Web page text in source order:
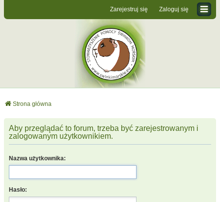
Zaloguj się
Zarejestruj się
Strona główna
Aby przeglądać to forum, trzeba być zarejestrowanym i
zalogowanym użytkownikiem.
Nazwa użytkownika:
Hasło: